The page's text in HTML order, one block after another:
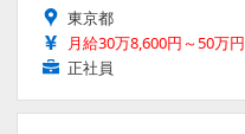
東京都
月給30万8,600円～50万円
正社員